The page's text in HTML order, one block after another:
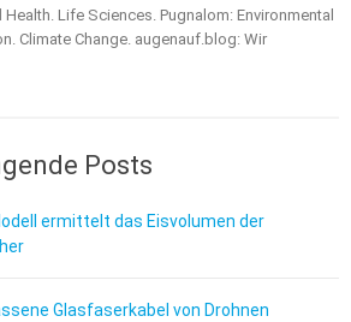
Life Sciences. Pugnalom: Environmental
Climate Change. augenauf.blog: Wir
Posts
ermittelt das Eisvolumen der
Glasfaserkabel von Drohnen